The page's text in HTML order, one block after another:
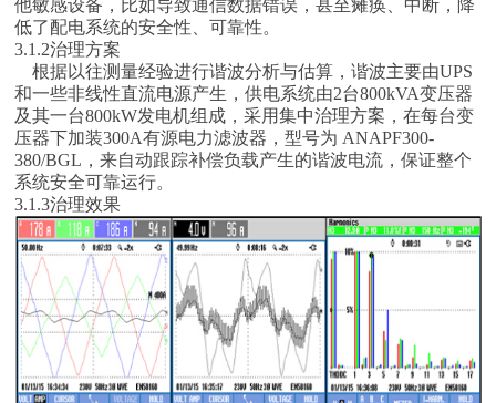
他敏感设备，比如导致通信数据错误，甚至瘫痪、中断，降
低了配电系统的安全性、可靠性。
3.1.2治理方案
根据以往测量经验进行谐波分析与估算，谐波主要由UPS
和一些非线性直流电源产生，供电系统由2台800kVA变压器
及其一台800kW发电机组成，采用集中治理方案，在每台变
压器下加装300A有源电力滤波器，型号为 ANAPF300-
380/BGL，来自动跟踪补偿负载产生的谐波电流，保证整个
系统安全可靠运行。
3.1.3治理效果